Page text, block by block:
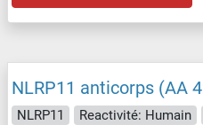
NLRP11 anticorps (AA
NLRP11 Reactivité: Humain